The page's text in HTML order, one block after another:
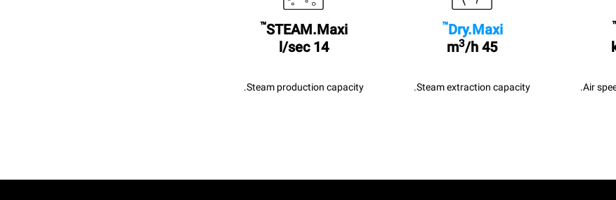
Air
Dry.Maxi
™
45 m
3/h
Steam extraction capacity.
STEAM.Maxi
™
14 l/sec
Steam production capacity.